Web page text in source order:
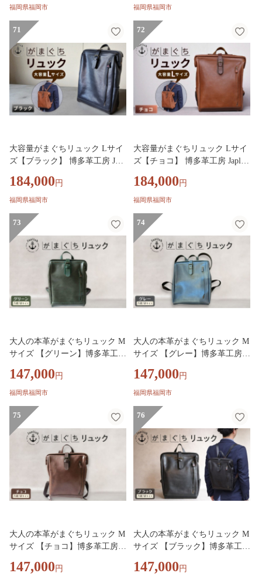
福岡県福岡市 福岡県福岡市
71
大容量がまぐちリュック Lサイ
ズ【ブラック】 博多革工房 Japl
184,000 円
福岡県福岡市
72
大容量がまぐちリュック Lサイ
ズ【チョコ】 博多革工房 Japlish
184,000 円
福岡県福岡市
73
大人の本革がまぐちリュック M
サイズ 【グリーン】博多革工房
147,000 円
福岡県福岡市
74
大人の本革がまぐちリュック M
サイズ 【グレー】博多革工房 J
147,000 円
福岡県福岡市
75
大人の本革がまぐちリュック M
サイズ 【チョコ】博多革工房 J
147,000 円
76
大人の本革がまぐちリュック M
サイズ 【ブラック】博多革工房
147,000 円